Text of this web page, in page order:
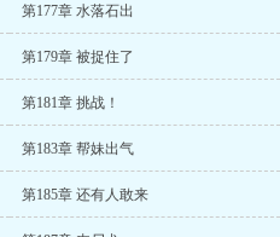
第177章 水落石出
第179章 被捉住了
第181章 挑战！
第183章 帮妹出气
第185章 还有人敢来